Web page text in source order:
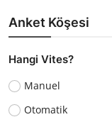
Anket Köşesi
Hangi Vites?
Manuel
Otomatik